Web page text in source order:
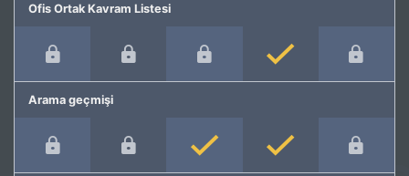
Ofis Ortak Kavram Listesi
Arama geçmişi